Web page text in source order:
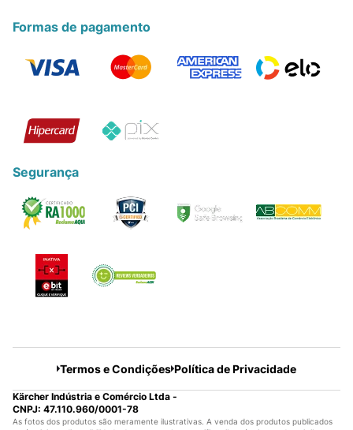
Formas de pagamento
Segurança
Termos e Condições Política de Privacidade
Kärcher Indústria e Comércio Ltda -
CNPJ: 47.110.960/0001-78
As fotos dos produtos são meramente ilustrativas. A venda dos produtos publicados